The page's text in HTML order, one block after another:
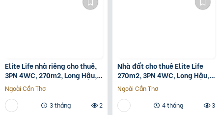
Elite Life nhà riêng cho thuê,
3PN 4WC, 270m2, Long Hậu,
Cần Giuộc, Long An
Ngoài Cần Thơ
3 tháng
2
Nhà đất cho thuê Elite Life
270m2, 3PN 4WC, Long Hậu,
Cần Giuộc, Long An
Ngoài Cần Thơ
4 tháng
3